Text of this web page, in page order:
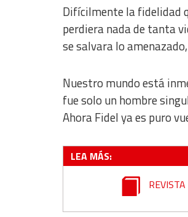
Difícilmente la fidelidad
perdiera nada de tanta
se salvara lo amenazado,
Nuestro mundo está
fue solo un hombre
Ahora Fidel ya es puro
LEA MÁS: